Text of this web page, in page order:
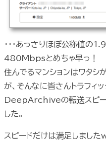
・・・あっさりほぼ公称値の
480Mbpsとめちゃ早っ！
住んでるマンションはワタ
が、そんなに皆さんトラフィッ
DeepArchiveの転送スピ
した。
スピードだけは満足しました